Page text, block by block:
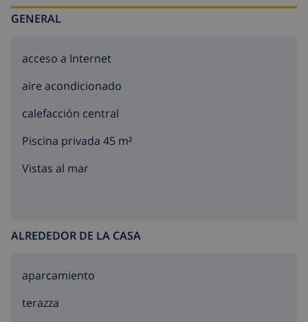
GENERAL
acceso a Internet
aire acondicionado
calefacción central
Piscina privada 45 m²
Vistas al mar
ALREDEDOR DE LA CASA
aparcamiento
terazza